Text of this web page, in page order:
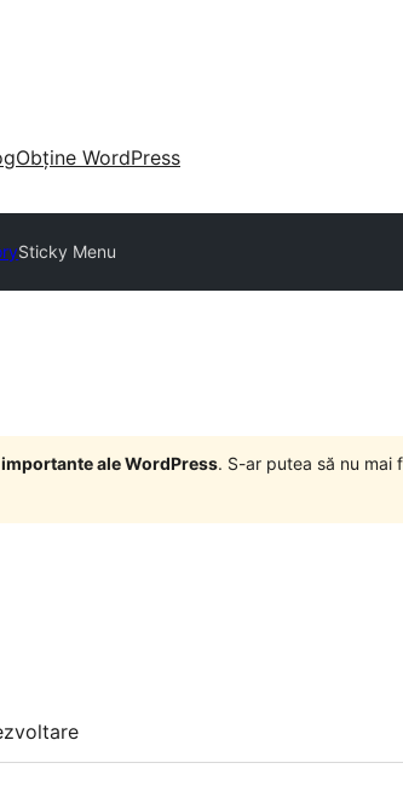
Obține WordPress
Sticky Menu
ale WordPress. S-ar putea să nu mai